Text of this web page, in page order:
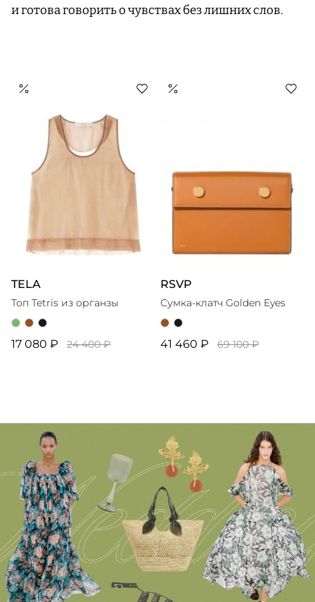
и готова говорить о чувствах без лишних слов.
TELA
Топ Tetris из органзы
17 080 ₽ 24 400 ₽
RSVP
Сумка-клатч Golden Eyes
41 460 ₽ 69 100 ₽